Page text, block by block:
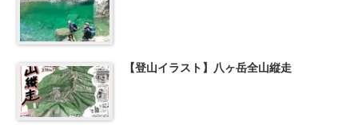
【登山イラスト】八ヶ岳全山縦走